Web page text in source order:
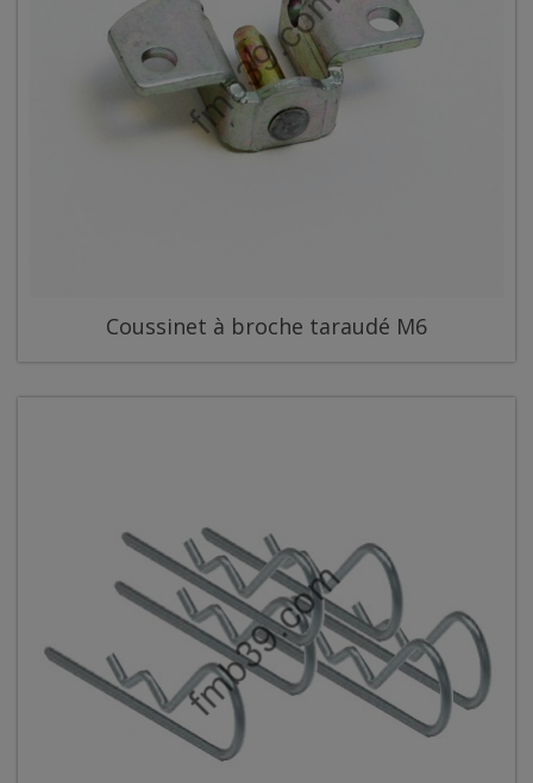
Coussinet à broche taraudé M6